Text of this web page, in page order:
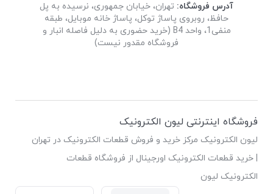
آدرس فروشگاه: تهران، خیابان جمهوری، نرسیده به پل
حافظ، روبروی پاساژ توکل، پاساژ خانه موبایل، طبقه
منفی1، واحد B4 (خرید حضوری به دلیل فاصله انبار و
فروشگاه مقدور نیست)
فروشگاه اینترنتی لیون الکترونیک
لیون الکترونیک مرکز خرید و فروش قطعات الکترونیک در تهران
| خرید قطعات الکترونیک اورجینال از فروشگاه قطعات
الکترونیک لیون